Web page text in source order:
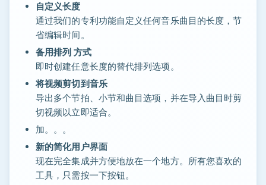
自定义长度
通过我们的专利功能自定义任何音乐曲目的长度，节
省编辑时间。
备用排列 方式
即时创建任意长度的替代排列选项。
将视频剪切到音乐
导出多个节拍、小节和曲目选项，并在导入曲目时剪
切视频以立即适合。
加。。。
新的简化用户界面
现在完全集成并方便地放在一个地方。所有您喜欢的
工具，只需按一下按钮。